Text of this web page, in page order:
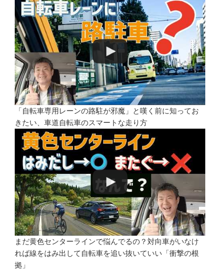
「自転車専用レーンの路駐が邪魔」と嘆く前に知ってお
きたい、車道自転車のスマートな走り方
まだ黄色センターラインで悩んでるの？対向車がいなけ
れば線をはみ出して自転車を追い抜いていい「衝撃の根
拠」